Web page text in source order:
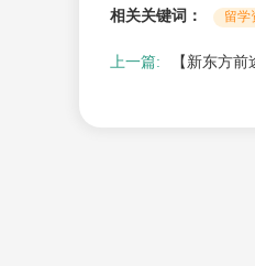
相关关键词： 留学
上一篇: 【新东方